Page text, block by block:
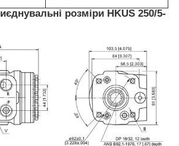
розміри HKUS 250/5-